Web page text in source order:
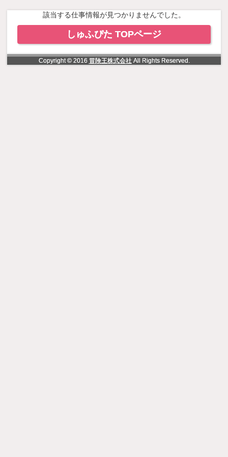
該当する仕事情報が見つかりませんでした。
しゅふぴた TOPページ
Copyright © 2016 冒険王株式会社All Rights Reserved.